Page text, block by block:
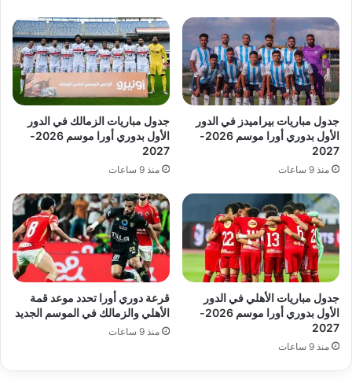
جدول مباريات بيراميدز في الدور
الأول بدوري أورا موسم 2026-
2027
منذ 9 ساعات
جدول مباريات الزمالك في الدور
الأول بدوري أورا موسم 2026-
2027
منذ 9 ساعات
جدول مباريات الأهلي في الدور
الأول بدوري أورا موسم 2026-
2027
منذ 9 ساعات
قرعة دوري أورا تحدد موعد قمة
الأهلي والزمالك في الموسم الجديد
منذ 9 ساعات